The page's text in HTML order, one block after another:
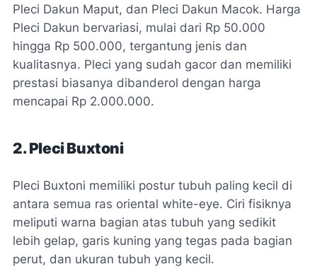
Pleci Dakun Maput, dan Pleci Dakun Macok. Harga
Pleci Dakun bervariasi, mulai dari Rp 50.000
hingga Rp 500.000, tergantung jenis dan
kualitasnya. Pleci yang sudah gacor dan memiliki
prestasi biasanya dibanderol dengan harga
mencapai Rp 2.000.000.
2. Pleci Buxtoni
Pleci Buxtoni memiliki postur tubuh paling kecil di
antara semua ras oriental white-eye. Ciri fisiknya
meliputi warna bagian atas tubuh yang sedikit
lebih gelap, garis kuning yang tegas pada bagian
perut, dan ukuran tubuh yang kecil.